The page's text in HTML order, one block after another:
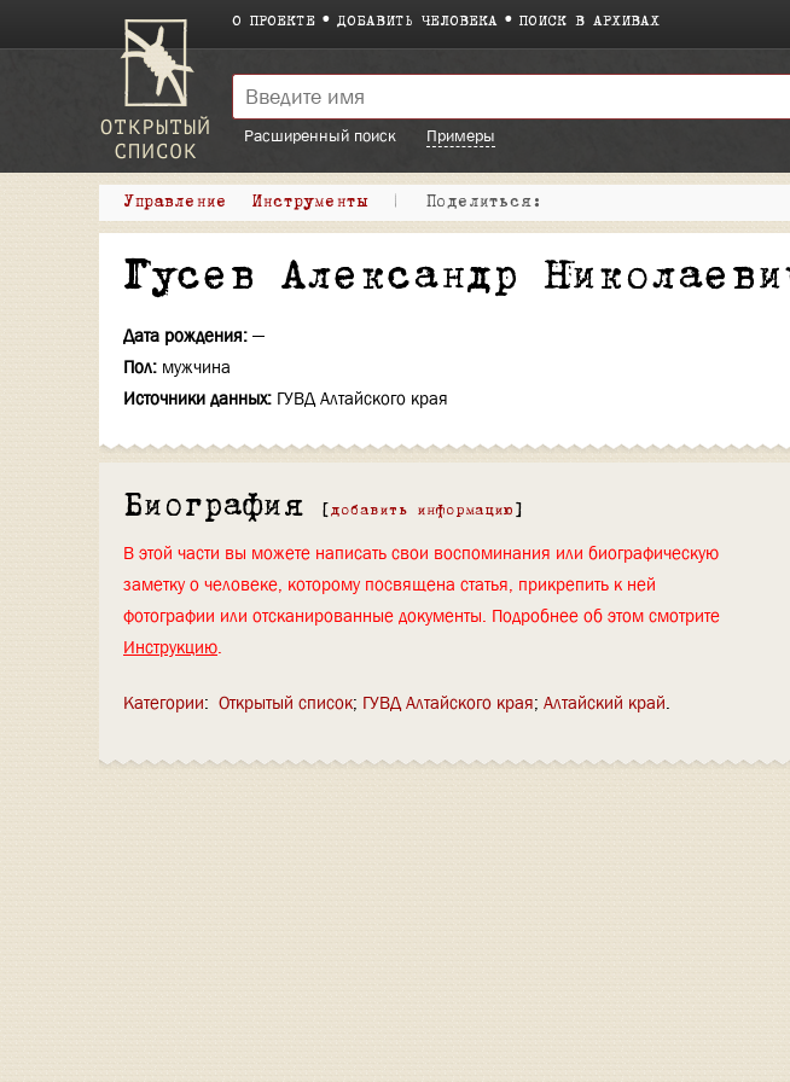
О ПРОЕКТЕ ДОБАВИТЬ ЧЕЛОВЕКА ПОИСК В АРХИВАХ
Расширенный поиск
Примеры
Управление Инструменты | Поделиться:
Гусев Александр
Дата рождения: —
Пол: мужчина
Источники данных: ГУВД Алтайского края
Биография [ добавить информацию ]
В этой части вы можете написать свои воспоминания или биографическую
заметку о человеке, которому посвящена статья, прикрепить к ней
фотографии или отсканированные документы. Подробнее об этом смотрите
Инструкцию.
Категории: Открытый список ГУВД Алтайского края Алтайский край